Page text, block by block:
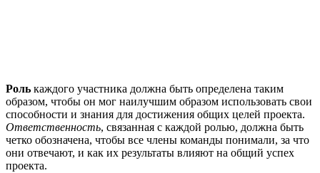
Роль каждого участника должна быть определена таким
образом, чтобы он мог наилучшим образом использовать свои
способности и знания для достижения общих целей проекта.
Ответственность, связанная с каждой ролью, должна быть
четко обозначена, чтобы все члены команды понимали, за что
они отвечают, и как их результаты влияют на общий успех
проекта.